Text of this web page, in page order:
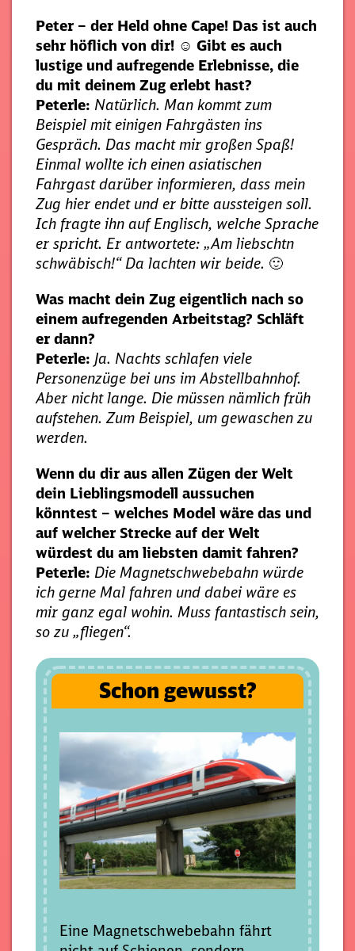
Peter – der Held ohne Cape! Das ist auch
sehr höflich von dir! ☺ Gibt es auch
lustige und aufregende Erlebnisse, die
du mit deinem Zug erlebt hast?
Peterle: Natürlich. Man kommt zum
Beispiel mit einigen Fahrgästen ins
Gespräch. Das macht mir großen Spaß!
Einmal wollte ich einen asiatischen
Fahrgast darüber informieren, dass mein
Zug hier endet und er bitte aussteigen soll.
Ich fragte ihn auf Englisch, welche Sprache
er spricht. Er antwortete: „Am liebschtn
schwäbisch!“ Da lachten wir beide. 🙂
Was macht dein Zug eigentlich nach so
einem aufregenden Arbeitstag? Schläft
er dann?
Peterle: Ja. Nachts schlafen viele
Personenzüge bei uns im Abstellbahnhof.
Aber nicht lange. Die müssen nämlich früh
aufstehen. Zum Beispiel, um gewaschen zu
werden.
Wenn du dir aus allen Zügen der Welt
dein Lieblingsmodell aussuchen
könntest – welches Model wäre das und
auf welcher Strecke auf der Welt
würdest du am liebsten damit fahren?
Peterle: Die Magnetschwebebahn würde
ich gerne Mal fahren und dabei wäre es
mir ganz egal wohin. Muss fantastisch sein,
so zu „fliegen“.
Schon gewusst?
Eine Magnetschwebebahn fährt